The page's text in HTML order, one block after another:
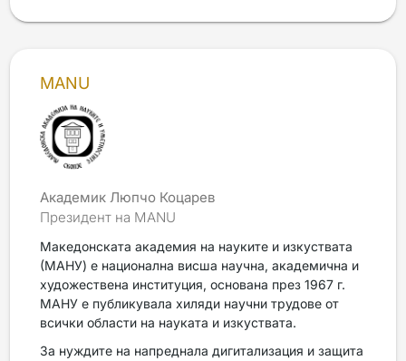
MANU
Академик Люпчо Коцарев
Президент на MANU
Македонската академия на науките и изкуствата
(МАНУ) е национална висша научна, академична и
художествена институция, основана през 1967 г.
МАНУ е публикувала хиляди научни трудове от
всички области на науката и изкуствата.
За нуждите на напреднала дигитализация и защита